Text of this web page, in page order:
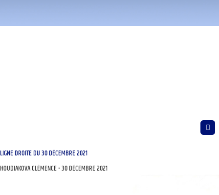
LIGNE DROITE DU 30 DÉCEMBRE 2021
HOUDIAKOVA CLÉMENCE 30 DÉCEMBRE 2021